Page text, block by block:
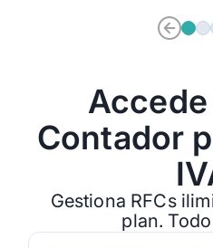
Accede
Contador
Gestiona RFCs
plan.